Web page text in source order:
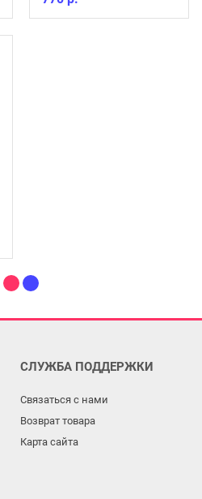
СЛУЖБА ПОДДЕРЖКИ
Связаться с нами
Возврат товара
Карта сайта